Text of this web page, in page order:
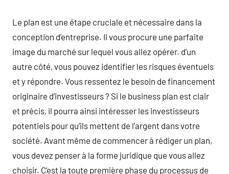
Le plan est une étape cruciale et nécessaire dans la
conception d’entreprise. Il vous procure une parfaite
image du marché sur lequel vous allez opérer. d’un
autre côté, vous pouvez identifier les risques éventuels
et y répondre. Vous ressentez le besoin de financement
originaire d’investisseurs ? Si le business plan est clair
et précis, il pourra ainsi intéresser les investisseurs
potentiels pour qu’ils mettent de l’argent dans votre
société. Avant même de commencer à rédiger un plan,
vous devez penser à la forme juridique que vous allez
choisir. C’est la toute première phase du processus de